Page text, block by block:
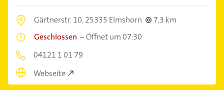
Gärtnerstr. 10,25335 Elmshorn
7,3 km
Geschlossen –Öffnet um 07:30
04121 1 01 79
Webseite